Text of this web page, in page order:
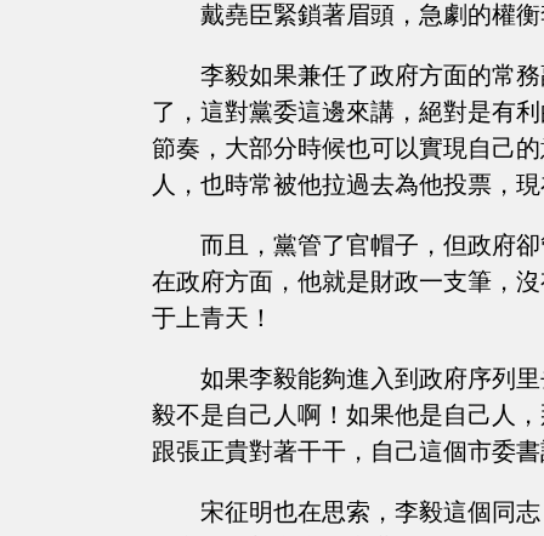
戴堯臣緊鎖著眉頭，急劇的權
李毅如果兼任了政府方面的常
了，這對黨委這邊來講，絕對是有
節奏，大部分時候也可以實現自己
人，也時常被他拉過去為他投票，
而且，黨管了官帽子，但政府
在政府方面，他就是財政一支筆，
于上青天！
如果李毅能夠進入到政府序列
毅不是自己人啊！如果他是自己人
跟張正貴對著干干，自己這個市委
宋征明也在思索，李毅這個同